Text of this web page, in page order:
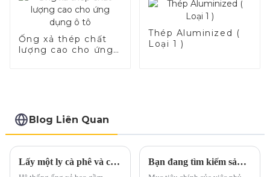
Ống xả thép chất
lượng cao cho ứng
Thép Aluminized (
Loại 1 )
Blog Liên Quan
Lấy một ly cà phê và cùng thảo luận về chất thải qua cốc Bạn đang tìm kiếm sản phẩm thay thế bằng thép không gỉ và nhôm?